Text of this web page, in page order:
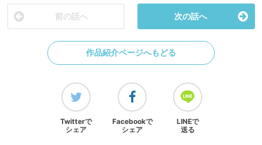
前の話へ 次の話へ
作品紹介ページへもどる
Twitterで
シェア
Facebookで
シェア
LINEで
送る